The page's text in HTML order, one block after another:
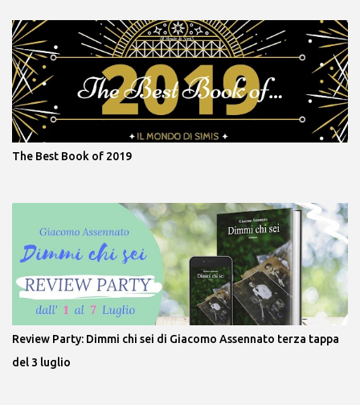
The Best Book of 2019
Review Party: Dimmi chi sei di Giacomo Assennato terza tappa
del 3 luglio